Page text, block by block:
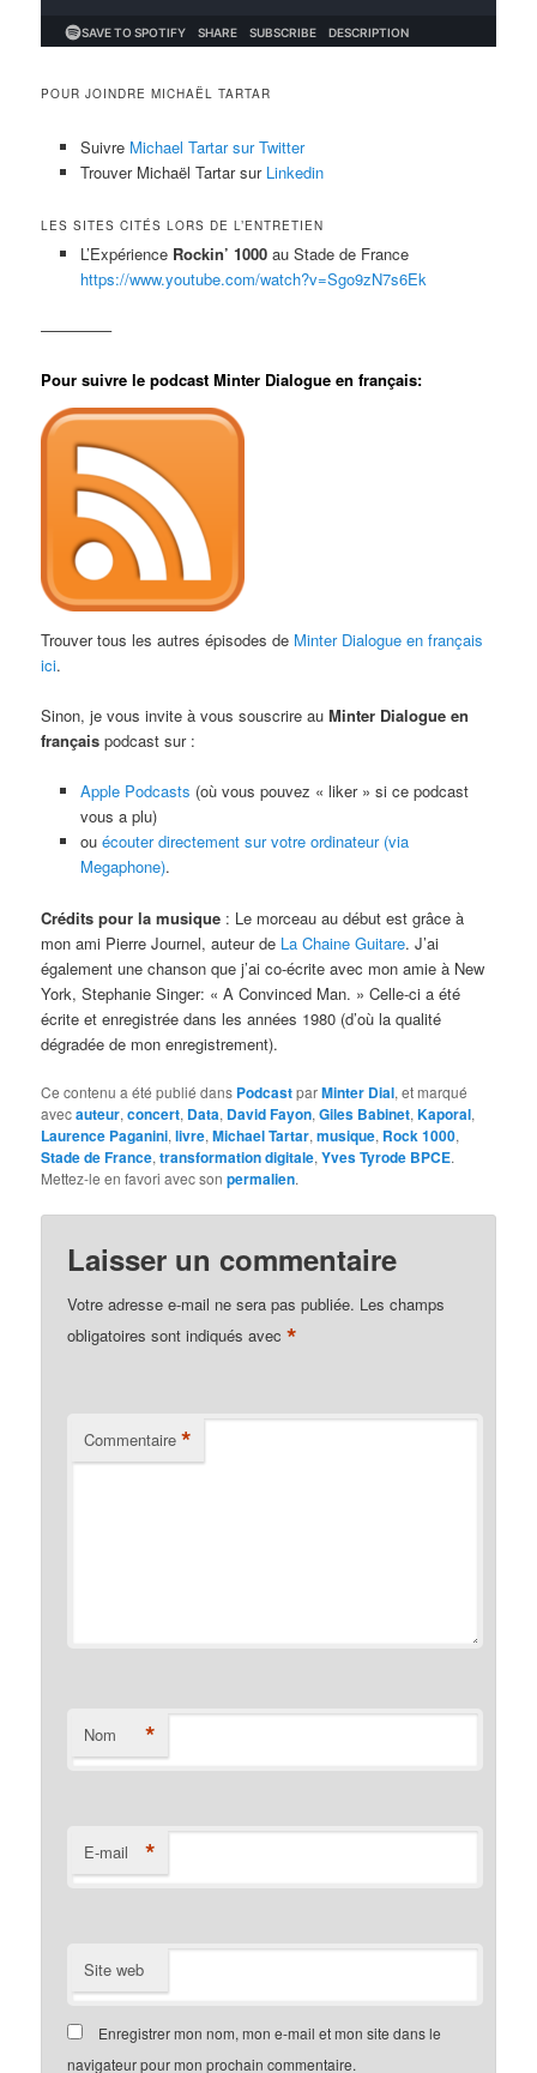
POUR JOINDRE MICHAËL TARTAR
Suivre Michael Tartar sur Twitter
Trouver Michaël Tartar sur Linkedin
LES SITES CITÉS LORS DE L’ENTRETIEN
L’Expérience Rockin’ 1000au Stade de France
https://www.youtube.com/watch?v=Sgo9zN7s6Ek
————–
Pour suivre le podcast Minter Dialogue en français:
Trouver tous les autres épisodes de Minter Dialogue en français
ici.
Sinon, je vous invite à vous souscrire auMinter Dialogue en
français podcast sur :
Apple Podcasts (où vous pouvez « liker » si ce podcast
vous a plu)
ou écouter directement sur votre ordinateur (via
Megaphone).
Crédits pour la musique : Le morceau au début est grâce à
mon ami Pierre Journel, auteur de La Chaine Guitare. J’ai
également une chanson que j’ai co-écrite avec mon amie à New
York, Stephanie Singer: « A Convinced Man. » Celle-ci a été
écrite et enregistrée dans les années 1980 (d’où la qualité
dégradée de mon enregistrement).
Ce contenu a été publié dans PodcastparMinter Dial, et marqué
avecauteur,concert, Data, David Fayon,Giles Babinet,Kaporal,
Laurence Paganini,livre,Michael Tartar,musique, Rock 1000,
Stade de France,transformation digitale,Yves Tyrode BPCE.
Mettez-le en favori avec sonpermalien.
Laisser un commentaire
Votre adresse e-mail ne sera pas publiée. Les champs
obligatoires sont indiqués avec*
Commentaire *
Nom *
E-mail *
Site web
Enregistrer mon nom, mon e-mail et mon site dans le
navigateur pour mon prochain commentaire.